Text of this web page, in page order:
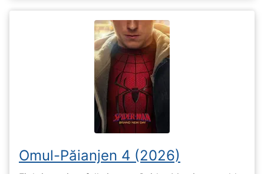
Omul-Păianjen 4 (2026)